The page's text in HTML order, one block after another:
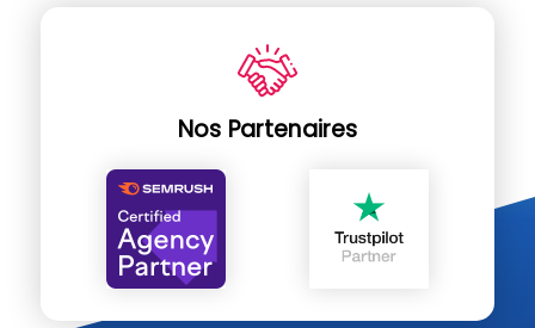
Nos Partenaires